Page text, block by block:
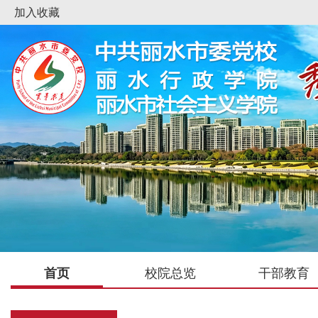
加入收藏
首页 校院总览 干部教育